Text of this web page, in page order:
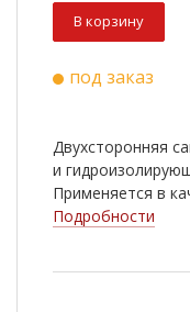
В корзину
под заказ
Двухсторонняя
и
Применяется в
Подробности